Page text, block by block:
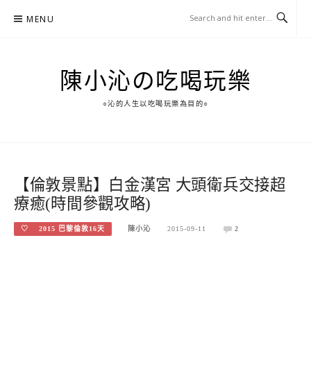
MENU
陳小沁の吃喝玩樂
○沁的人生以吃喝玩樂為目的○
【倫敦景點】白金漢宮 大頭衛兵交接超
療癒(時間參觀攻略)
♡ 2015 巴黎倫敦16天 陳小沁 2015-09-11 2